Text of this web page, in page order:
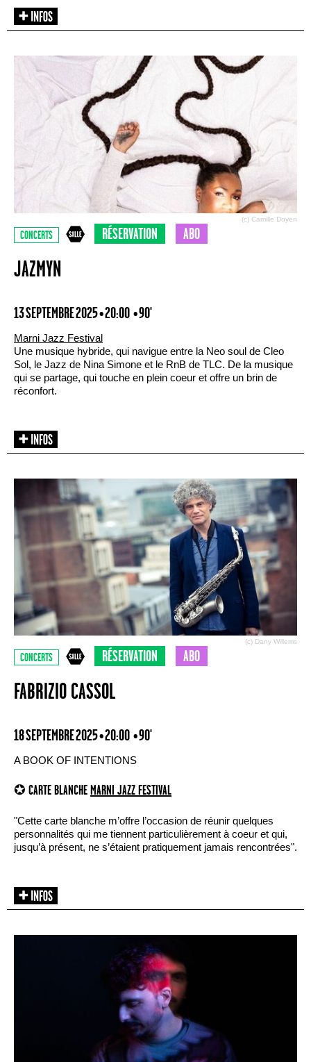
(c) Camille Doyen
CONCERTS RÉSERVATION ABO
JAZMYN
13 SEPTEMBRE 2025 • 20:00 • 90'
Marni Jazz Festival
Une musique hybride, qui navigue entre la Neo soul de Cleo
Sol, le Jazz de Nina Simone et le RnB de TLC. De la musique
qui se partage, qui touche en plein coeur et offre un brin de
réconfort.
(c) Dany Willems
CONCERTS RÉSERVATION ABO
FABRIZIO CASSOL
18 SEPTEMBRE 2025 • 20:00 • 90'
A BOOK OF INTENTIONS
✪ CARTE BLANCHE MARNI JAZZ FESTIVAL
"Cette carte blanche m’offre l’occasion de réunir quelques
personnalités qui me tiennent particulièrement à coeur et qui,
jusqu’à présent, ne s’étaient pratiquement jamais rencontrées".